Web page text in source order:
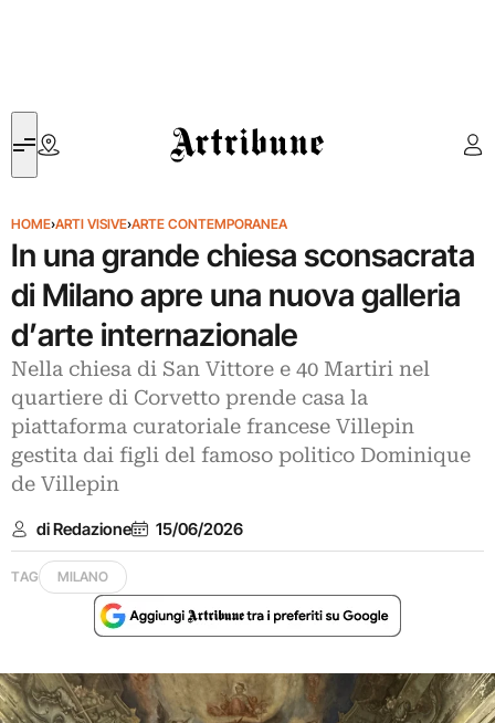
Artribune
HOME›ARTI VISIVE›ARTE CONTEMPORANEA
In una grande chiesa sconsacrata
di Milano apre una nuova galleria
d’arte internazionale
Nella chiesa di San Vittore e 40 Martiri nel
quartiere di Corvetto prende casa la
piattaforma curatoriale francese Villepin
gestita dai figli del famoso politico Dominique
de Villepin
di Redazione 15/06/2026
TAG MILANO